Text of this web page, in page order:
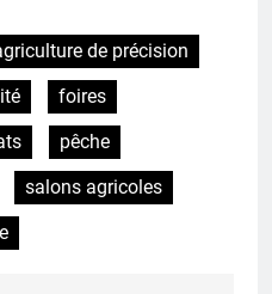
de précision
foires
pêche
salons agricoles